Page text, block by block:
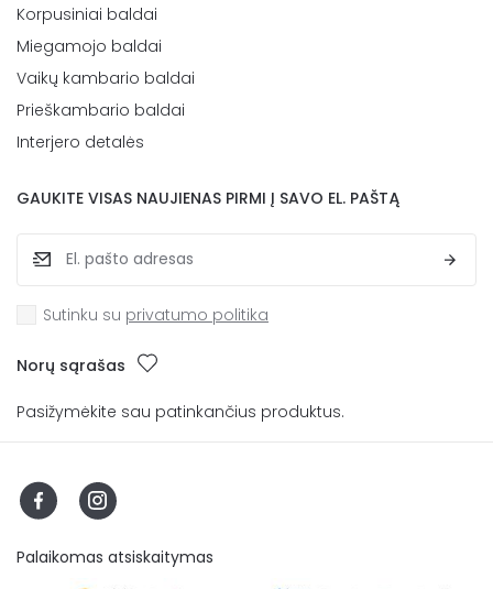
Korpusiniai baldai
Miegamojo baldai
Vaikų kambario baldai
Prieškambario baldai
Interjero detalės
GAUKITE VISAS NAUJIENAS PIRMI Į SAVO EL. PAŠTĄ
Sutinku su privatumo politika
Norų sąrašas
Pasižymėkite sau patinkančius produktus.
Palaikomas atsiskaitymas